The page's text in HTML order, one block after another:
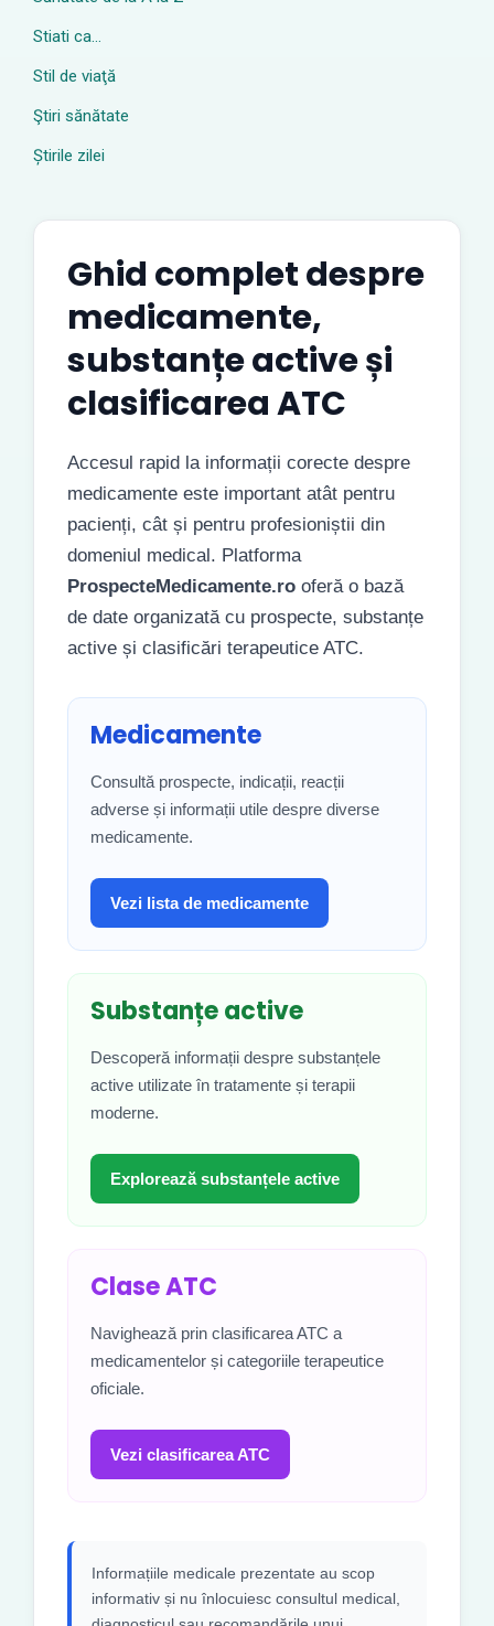
Stiati ca…
Stil de viaţă
Ştiri sănătate
Știrile zilei
Ghid complet despre
medicamente,
substanțe active și
clasificarea ATC
Accesul rapid la informații corecte despre
medicamente este important atât pentru
pacienți, cât și pentru profesioniștii din
domeniul medical. Platforma
ProspecteMedicamente.ro oferă o bază
de date organizată cu prospecte, substanțe
active și clasificări terapeutice ATC.
Medicamente
Consultă prospecte, indicații, reacții
adverse și informații utile despre diverse
medicamente.
Vezi lista de medicamente
Substanțe active
Descoperă informații despre substanțele
active utilizate în tratamente și terapii
moderne.
Explorează substanțele active
Clase ATC
Navighează prin clasificarea ATC a
medicamentelor și categoriile terapeutice
oficiale.
Vezi clasificarea ATC
Informațiile medicale prezentate au scop
informativ și nu înlocuiesc consultul medical,